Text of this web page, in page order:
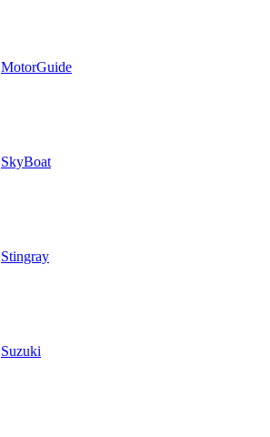
MotorGuide
SkyBoat
Stingray
Suzuki